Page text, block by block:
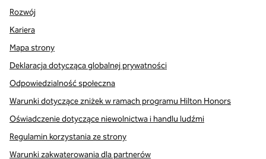
Rozwój
Kariera
Mapa strony
Deklaracja dotycząca globalnej prywatności
Odpowiedzialność społeczna
Warunki dotyczące zniżek w ramach programu Hilton Honors
Oświadczenie dotyczące niewolnictwa i handlu ludźmi
Regulamin korzystania ze strony
Warunki zakwaterowania dla partnerów